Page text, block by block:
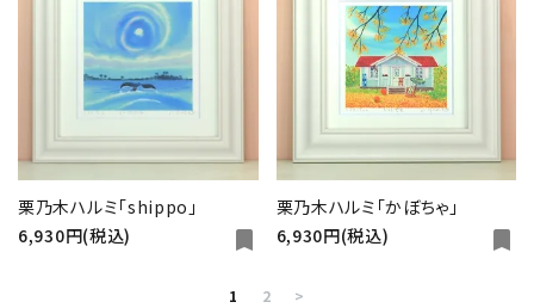
栗乃木ハルミ「shippo」
6,930円(税込)
bookmark
栗乃木ハルミ「かぼちゃ」
6,930円(税込)
bookmark
1 2
>